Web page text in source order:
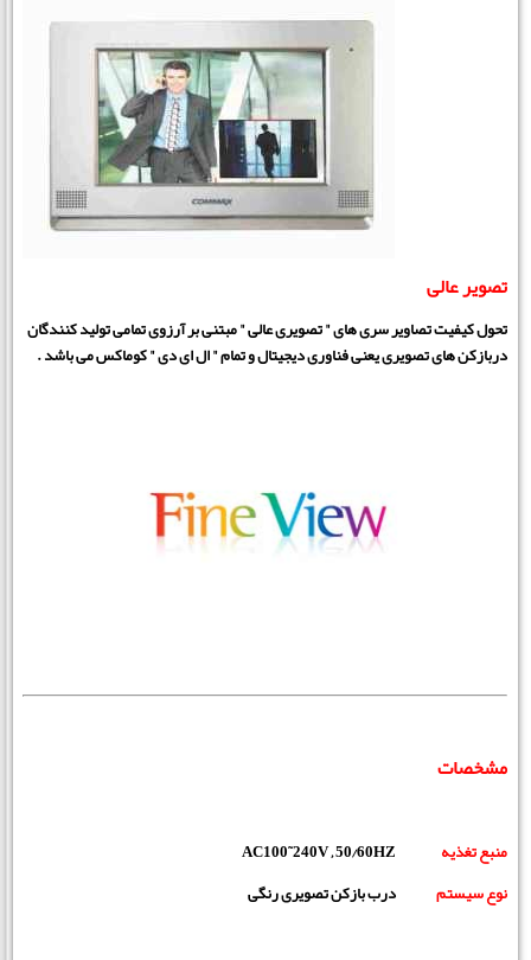
تصویر عالی
تحول کیفیت تصاویر سری های " تصویری عالی " مبتنی بر آرزوی تمامی تولید کنندگان
دربازکن های تصویری یعنی فناوری دیجیتال و تمام " ال ای دی " کوماکس می باشد .
مشخصات
منبع تغذیه
نوع سیستم درب بازکن تصویری رنگی